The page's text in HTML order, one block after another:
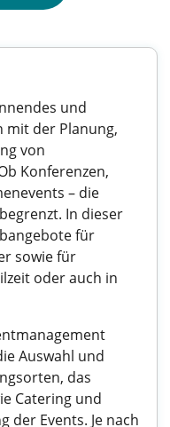
und
mit der Planung,
von
Konferenzen,
– die
In dieser
für
sowie für
oder auch in
Auswahl und
das
Catering und
der Events. Je nach